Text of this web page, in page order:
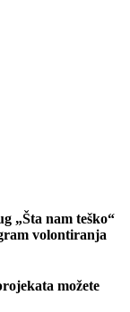
„Šta nam teško“
volontiranja
možete